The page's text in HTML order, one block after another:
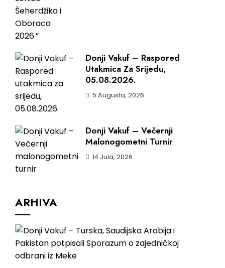
Donji Vakuf – Raspored
Utakmica Za Srijedu,
05.08.2026.
5 Augusta, 2026
Donji Vakuf – Večernji
Malonogometni Turnir
14 Jula, 2026
ARHIVA